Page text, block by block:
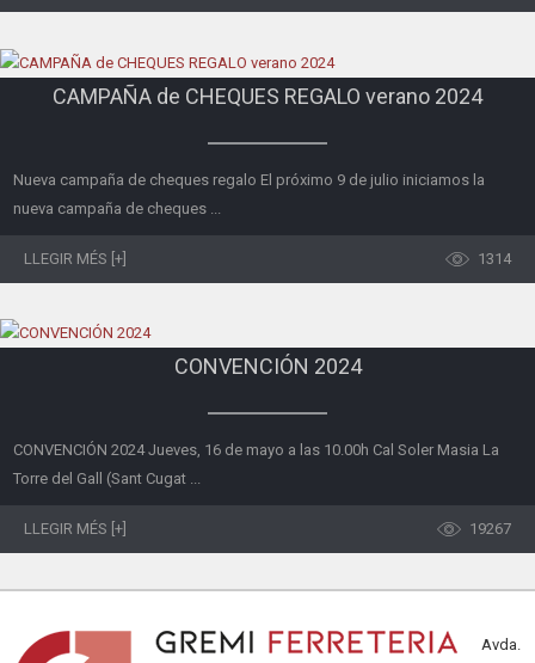
CAMPAÑA de CHEQUES REGALO verano 2024
Nueva campaña de cheques regalo El próximo 9 de julio iniciamos la
nueva campaña de cheques ...
LLEGIR MÉS [+] 1314
CONVENCIÓN 2024
CONVENCIÓN 2024 Jueves, 16 de mayo a las 10.00h Cal Soler Masia La
Torre del Gall (Sant Cugat ...
LLEGIR MÉS [+] 19267
Avda.